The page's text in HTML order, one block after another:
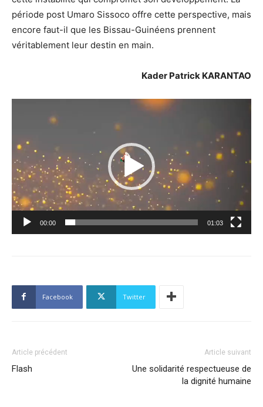
période post Umaro Sissoco offre cette perspective, mais
encore faut-il que les Bissau-Guinéens prennent
véritablement leur destin en main.
Kader Patrick KARANTAO
Lecteur
00:00 01:03
Facebook Twitter
Article précédent
Flash
Article suivant
Une solidarité respectueuse de
la dignité humaine